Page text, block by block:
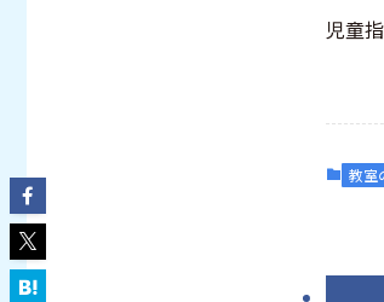
児童
教室